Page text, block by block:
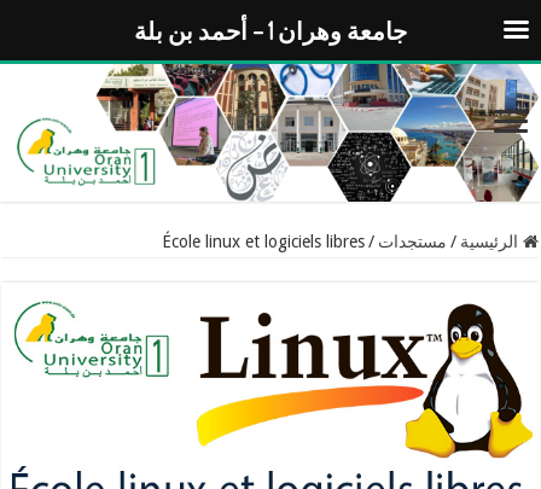
الرئيسية / مستجدات /
École linux et logiciels libres
جامعة وهران 1 – أحمد بن بلة